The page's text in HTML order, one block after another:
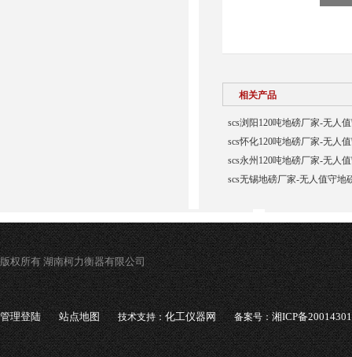
相关产品
scs浏阳120吨地磅厂家-无人
scs怀化120吨地磅厂家-无人
scs永州120吨地磅厂家-无人
scs无锡地磅厂家-无人值守地
版权所有 湖南柯力衡器有限公司
管理登陆 站点地图 技术支持：化工仪器网 备案号：湘ICP备